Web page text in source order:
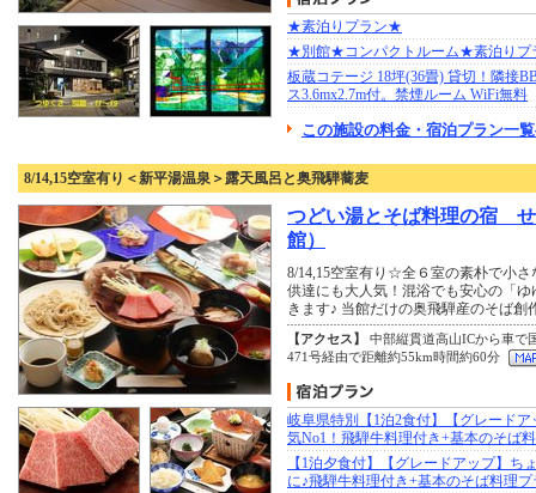
★素泊りプラン★
★別館★コンパクトルーム★素泊り
板蔵コテージ 18坪(36畳) 貸切！隣接
ス3.6mx2.7m付。禁煙ルーム WiFi無料
この施設の料金・宿泊プラン一
8/14,15空室有り＜新平湯温泉＞露天風呂と奥飛騨蕎麦
つどい湯とそば料理の宿
館）
8/14,15空室有り☆全６室の素朴で小
供達にも大人気！混浴でも安心の「
きます♪ 当館だけの奥飛騨産のそば創
【アクセス】
中部縦貫道高山ICから車で
471号経由で距離約55km時間約60分
岐阜県特別【1泊2食付】【グレードア
気No1！飛騨牛料理付き+基本のそば
【1泊夕食付】【グレードアップ】ち
に♪飛騨牛料理付き+基本のそば料理プ